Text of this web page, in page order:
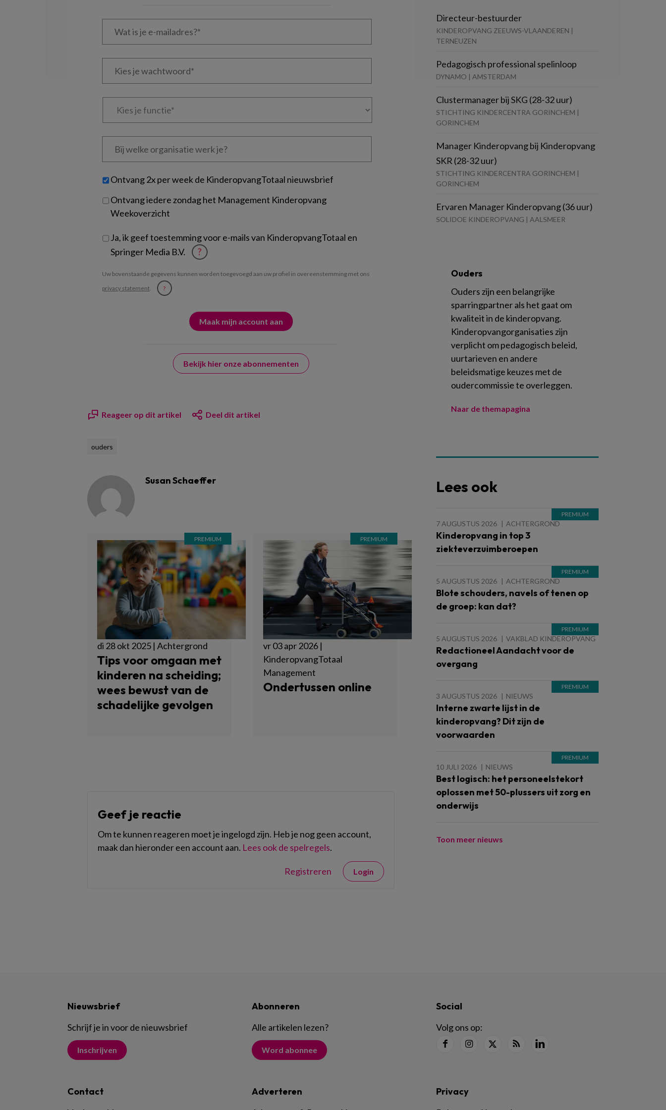
Wat
Kies
Kies
Bij
welke
je?
Untitled
Ontvang 2x per week de KinderopvangTotaal nieuwsbrief
Ontvang iedere zondag het Management Kinderopvang
Weekoverzicht
Ja, ik geef toestemming voor e-mails van KinderopvangTotaal en
Springer Media B.V.
?
Uw bovenstaande gegevens kunnen worden toegevoegd aan uw profiel in overeenstemming met ons
privacy statement. ?
Bekijk hier onze abonnementen
Reageer op dit artikel Deel dit artikel
ouders
Susan Schaeffer
di 28 okt 2025 | Achtergrond
Tips voor omgaan met
kinderen na scheiding;
wees bewust van de
schadelijke gevolgen
vr 03 apr 2026 |
KinderopvangTotaal
Management
Ondertussen online
Geef je reactie
Om te kunnen reageren moet je ingelogd zijn. Heb je nog geen account,
maak dan hieronder een account aan. Lees ook de spelregels.
Registreren Login
Directeur-bestuurder
KINDEROPVANG ZEEUWS-VLAANDEREN |
TERNEUZEN
Pedagogisch professional spelinloop
DYNAMO | AMSTERDAM
Clustermanager bij SKG (28-32 uur)
STICHTING KINDERCENTRA GORINCHEM |
GORINCHEM
Manager Kinderopvang bij Kinderopvang
SKR (28-32 uur)
STICHTING KINDERCENTRA GORINCHEM |
GORINCHEM
Ervaren Manager Kinderopvang (36 uur)
SOLIDOE KINDEROPVANG | AALSMEER
Ouders
Ouders zijn een belangrijke
sparringpartner als het gaat om
kwaliteit in de kinderopvang.
Kinderopvangorganisaties zijn
verplicht om pedagogisch beleid,
uurtarieven en andere
beleidsmatige keuzes met de
oudercommissie te overleggen.
Naar de themapagina
Lees ook
7 AUGUSTUS 2026 ACHTERGROND
Kinderopvang in top 3
ziekteverzuimberoepen
5 AUGUSTUS 2026 ACHTERGROND
Blote schouders, navels of tenen op
de groep: kan dat?
5 AUGUSTUS 2026 VAKBLAD KINDEROPVANG
Redactioneel Aandacht voor de
overgang
3 AUGUSTUS 2026 NIEUWS
Interne zwarte lijst in de
kinderopvang? Dit zijn de
voorwaarden
10 JULI 2026 NIEUWS
Best logisch: het personeelstekort
oplossen met 50-plussers uit zorg en
onderwijs
Toon meer nieuws
Nieuwsbrief
Schrijf je in voor de nieuwsbrief
Inschrijven
Abonneren
Alle artikelen lezen?
Word abonnee
Social
Volg ons op:
Contact Adverteren Privacy